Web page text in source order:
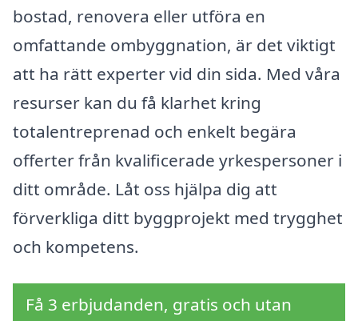
bostad, renovera eller utföra en
omfattande ombyggnation, är det viktigt
att ha rätt experter vid din sida. Med våra
resurser kan du få klarhet kring
totalentreprenad och enkelt begära
offerter från kvalificerade yrkespersoner i
ditt område. Låt oss hjälpa dig att
förverkliga ditt byggprojekt med trygghet
och kompetens.
Få 3 erbjudanden, gratis och utan